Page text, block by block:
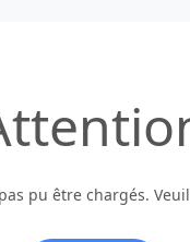
pu être chargés.